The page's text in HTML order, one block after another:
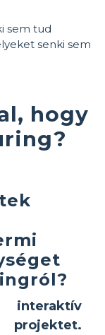
sem tud
senki sem
hogy
interaktív